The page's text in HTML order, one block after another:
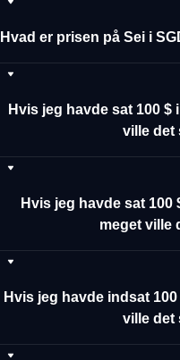
Hvad er prisen på Sei i
Hvis jeg havde sat 100
ville
Hvis jeg havde sat
meget ville
Hvis jeg havde indsat
ville